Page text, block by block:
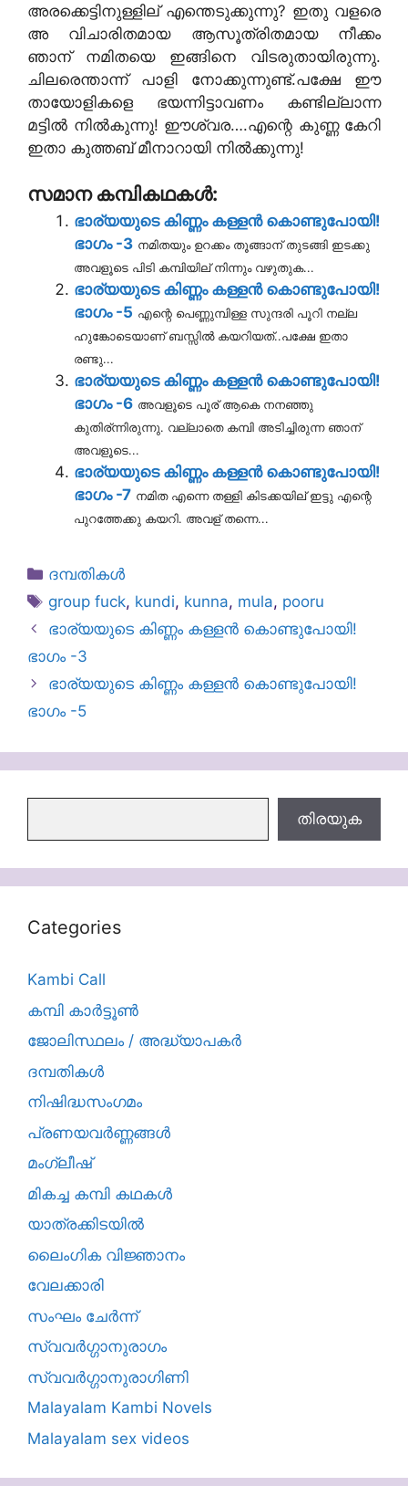
അരക്കെട്ടിനുള്ളില് എന്തെടുക്കുന്നു? ഇതു വളരെ
അ വിചാരിതമായ ആസൂത്രിതമായ നീക്കം
ഞാന് നമിതയെ ഇങ്ങിനെ വിടരുതായിരുന്നു.
ചിലരെന്താന്ന് പാളി നോക്കുന്നുണ്ട്.പക്ഷേ ഈ
തായോളികളെ ഭയന്നിട്ടാവണം കണ്ടില്ലാന്ന
മട്ടില്‍ നില്‍കുന്നു! ഈശ്വര….എന്റെ കുണ്ണ കേറി
ഇതാ കുത്തബ് മീനാറായി നില്‍ക്കുന്നു!
സമാന കമ്പികഥകൾ:
ഭാര്യയുടെ കിണ്ണം കള്ളന്‍ കൊണ്ടുപോയി!
ഭാഗം -3 നമിതയും ഉറക്കം തൂങ്ങാന് തുടങ്ങി ഇടക്കു
അവളൂടെ പിടി കമ്പിയില് നിന്നും വഴുതുക...
ഭാര്യയുടെ കിണ്ണം കള്ളന്‍ കൊണ്ടുപോയി!
ഭാഗം -5 എന്റെ പെണ്ണുമ്പിള്ള സുന്ദരി പൂറി നല്ല
ഹുങ്കോടെയാണ്‌ ബസ്സില്‍ കയറിയത്..പക്ഷേ ഇതാ
രണ്ടു...
ഭാര്യയുടെ കിണ്ണം കള്ളന്‍ കൊണ്ടുപോയി!
ഭാഗം -6 അവളൂടെ പൂര് ആകെ നനഞ്ഞു
കുതിര്ന്നിരുന്നു. വല്ലാതെ കമ്പി അടിച്ചിരുന്ന ഞാന്
അവളൂടെ...
ഭാര്യയുടെ കിണ്ണം കള്ളന്‍ കൊണ്ടുപോയി!
ഭാഗം -7 നമിത എന്നെ തള്ളി കിടക്കയില് ഇട്ടു എന്റെ
പുറത്തേക്കു കയറി. അവള് തന്നെ...
Categories
ദമ്പതികള്‍
Tags
group fuck, kundi, kunna, mula, pooru
ഭാര്യയുടെ കിണ്ണം കള്ളന്‍ കൊണ്ടുപോയി!
ഭാഗം -3
ഭാര്യയുടെ കിണ്ണം കള്ളന്‍ കൊണ്ടുപോയി!
ഭാഗം -5
തിരയുക
Categories
Kambi Call
കമ്പി കാർട്ടൂൺ
ജോലിസ്ഥലം / അദ്ധ്യാപകർ
ദമ്പതികള്‍
നിഷിദ്ധസംഗമം
പ്രണയവർണ്ണങ്ങൾ
മംഗ്ലീഷ്
മികച്ച കമ്പി കഥകൾ
യാത്രക്കിടയില്‍
ലൈംഗിക വിജ്ഞാനം
വേലക്കാരി
സംഘം ചേർന്ന്
സ്വവർഗ്ഗാനുരാഗം
സ്വവർഗ്ഗാനുരാഗിണി
Malayalam Kambi Novels
Malayalam sex videos